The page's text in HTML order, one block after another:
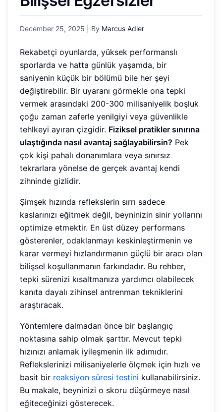
December 25, 2025 | By Marcus Adler
Rekabetçi oyunlarda, yüksek performanslı
sporlarda ve hatta günlük yaşamda, bir
saniyenin küçük bir bölümü bile her şeyi
değiştirebilir. Bir uyaranı görmekle ona tepki
vermek arasındaki 200-300 milisaniyelik boşluk
çoğu zaman zaferle yenilgiyi veya güvenlikle
tehlkeyi ayıran çizgidir. Fiziksel pratikler sınırına
ulaştığında nasıl avantaj sağlayabilirsin? Pek
çok kişi pahalı donanımlara veya sınırsız
tekrarlara yönelse de gerçek avantaj kendi
zihninde gizlidir.
Şimşek hızında reflekslerin sırrı sadece
kaslarınızı eğitmek değil, beyninizin sinir yollarını
optimize etmektir. En üst düzey performans
gösterenler, odaklanmayı keskinleştirmenin ve
karar vermeyi hızlandırmanın güçlü bir aracı olan
bilişsel koşullanmanın farkındadır. Bu rehber,
tepki sürenizi kısaltmanıza yardımcı olabilecek
kanıta dayalı zihinsel antrenman tekniklerini
araştıracak.
Yöntemlere dalmadan önce bir başlangıç
noktasına sahip olmak şarttır. Mevcut tepki
hızınızı anlamak iyileşmenin ilk adımıdır.
Reflekslerinizi milisaniyelerle ölçmek için hızlı ve
basit bir reaksiyon süresi testini kullanabilirsiniz.
Bu makale, beyninizi o skoru düşürmeye nasıl
eğiteceğinizi gösterecek.